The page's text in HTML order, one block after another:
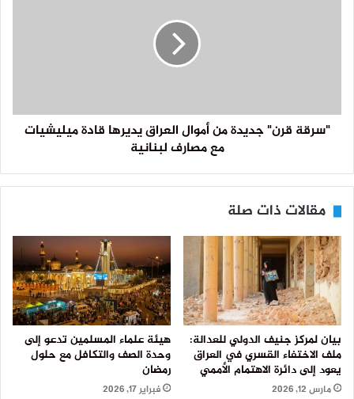
"سرقة قرن" جديدة من أموال العراق يديرها قادة ميليشيات
مع مصارف لبنانية
مقالات ذات صلة
بيان لمركز جنيف الدولي للعدالة:
ملف الاختفاء القسري في العراق
يعود إلى دائرة الاهتمام الأممي
مارس 12, 2026
هيئة علماء المسلمين تدعو إلى
وحدة الصف والتكافل مع حلول
رمضان
فبراير 17, 2026